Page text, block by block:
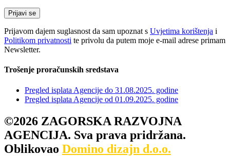
Prijavom dajem suglasnost da sam upoznat s Uvjetima korištenja i
Politikom privatnosti te privolu da putem moje e-mail adrese primam
Newsletter.
Trošenje proračunskih sredstava
Pregled isplata Agencije do 31.08.2025. godine
Pregled isplata Agencije od 01.09.2025. godine
©2026 ZAGORSKA RAZVOJNA
AGENCIJA. Sva prava pridržana.
Oblikovao Domino dizajn d.o.o.